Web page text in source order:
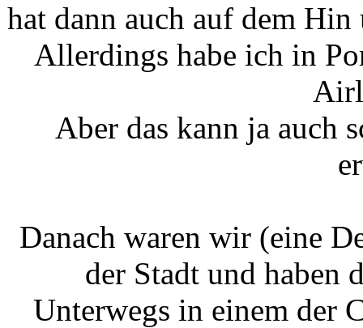
hat dann auch auf dem
Allerdings habe ich in
Aber das kann ja auch
Danach waren wir (eine
der Stadt und haben
Unterwegs in einem der